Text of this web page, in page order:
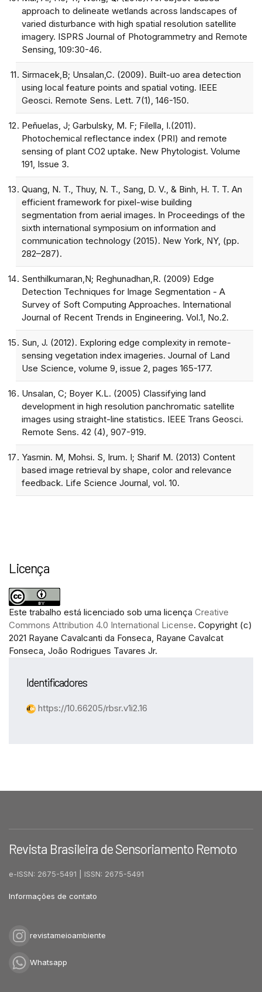
approach to delineate wetlands across landscapes of
varied disturbance with high spatial resolution satellite
imagery. ISPRS Journal of Photogrammetry and Remote
Sensing, 109:30-46.
Sirmacek,B; Unsalan,C. (2009). Built-uo area detection
using local feature points and spatial voting. IEEE
Geosci. Remote Sens. Lett. 7(1), 146-150.
Peñuelas, J; Garbulsky, M. F; Filella, I.(2011).
Photochemical reflectance index (PRI) and remote
sensing of plant CO2 uptake. New Phytologist. Volume
191, Issue 3.
Quang, N. T., Thuy, N. T., Sang, D. V., & Binh, H. T. T. An
efficient framework for pixel-wise building
segmentation from aerial images. In Proceedings of the
sixth international symposium on information and
communication technology (2015). New York, NY, (pp.
282–287).
Senthilkumaran,N; Reghunadhan,R. (2009) Edge
Detection Techniques for Image Segmentation - A
Survey of Soft Computing Approaches. International
Journal of Recent Trends in Engineering. Vol.1, No.2.
Sun, J. (2012). Exploring edge complexity in remote-
sensing vegetation index imageries. Journal of Land
Use Science, volume 9, issue 2, pages 165-177.
Unsalan, C; Boyer K.L. (2005) Classifying land
development in high resolution panchromatic satellite
images using straight-line statistics. IEEE Trans Geosci.
Remote Sens. 42 (4), 907-919.
Yasmin. M, Mohsi. S, Irum. I; Sharif M. (2013) Content
based image retrieval by shape, color and relevance
feedback. Life Science Journal, vol. 10.
Licença
Este trabalho está licenciado sob uma licença Creative
Commons Attribution 4.0 International License. Copyright (c)
2021 Rayane Cavalcanti da Fonseca, Rayane Cavalcat
Fonseca, João Rodrigues Tavares Jr.
Identificadores
https://10.66205/rbsr.v1i2.16
Revista Brasileira de Sensoriamento Remoto
e-ISSN: 2675-5491 | ISSN: 2675-5491
Informações de contato
revistameioambiente
Whatsapp